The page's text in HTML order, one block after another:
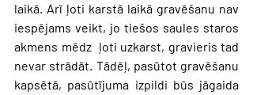
laikā. Arī ļoti karstā laikā gravēšanu nav
iespējams veikt, jo tiešos saules staros
akmens mēdz  ļoti uzkarst, gravieris tad
nevar strādāt. Tādēļ, pasūtot gravēšanu
kapsētā, pasūtījuma izpildi būs jāgaida